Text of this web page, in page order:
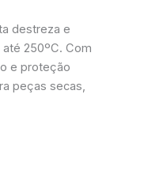
destreza e
250ºC. Com
e proteção
peças secas,